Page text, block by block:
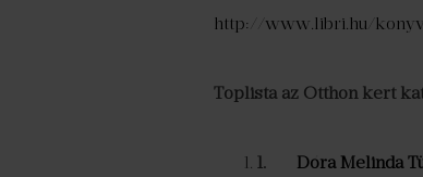
http://www.libri.hu/
Toplista az Otthon kert
1. Dóra Melinda